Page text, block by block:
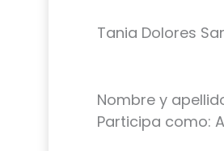
Tania Dolores
Nombre y
Participa como: